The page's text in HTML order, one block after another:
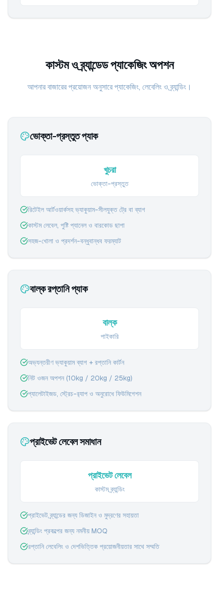
কাস্টম ও ব্র্যান্ডেড প্যাকেজিং অপশন
আপনার বাজারের প্রয়োজন অনুসারে প্যাকেজিং, লেবেলিং ও ব্র্যান্ডিং।
ভোক্তা-প্রস্তুত প্যাক
খুচরা
ভোক্তা-প্রস্তুত
রিটেইল আর্টওয়ার্কসহ ভ্যাকুয়াম-সীলযুক্ত ট্রে বা ব্যাগ
কাস্টম লেবেল, পুষ্টি প্যানেল ও বারকোড ছাপা
সহজ-খোলা ও প্রদর্শন-বন্ধুবান্ধব ফরম্যাট
বাল্ক রপ্তানি প্যাক
বাল্ক
পাইকারি
অভ্যন্তরীণ ভ্যাকুয়াম ব্যাগ + রপ্তানি কার্টন
নিট ওজন অপশন (10kg / 20kg / 25kg)
প্যালেটাইজড, স্ট্রেচ-র‍্যাপ ও অনুরোধে ফিউমিগেশন
প্রাইভেট লেবেল সমাধান
প্রাইভেট লেবেল
কাস্টম ব্র্যান্ডিং
প্রাইভেট ব্র্যান্ডের জন্য ডিজাইন ও মুদ্রণের সহায়তা
ব্র্যান্ডিং প্রকল্পের জন্য নমনীয় MOQ
রপ্তানি লেবেলিং ও দেশভিত্তিক প্রয়োজনীয়তার সাথে সম্মতি